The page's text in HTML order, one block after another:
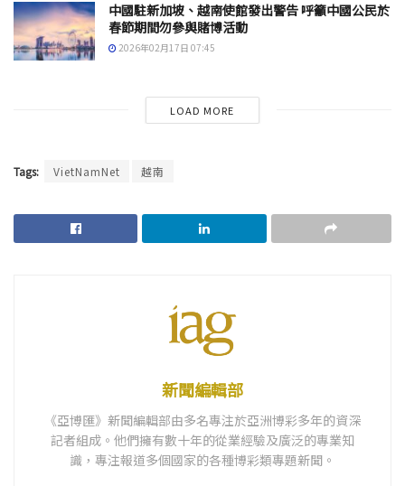
中國駐新加坡、越南使館發出警告 呼籲中國公民於
春節期間勿參與賭博活動
2026年02月17日 07:45
LOAD MORE
Tags: VietNamNet 越南
新聞編輯部
《亞博匯》新聞編輯部由多名專注於亞洲博彩多年的資深
記者組成。他們擁有數十年的從業經驗及廣泛的專業知
識，專注報道多個國家的各種博彩類專題新聞。